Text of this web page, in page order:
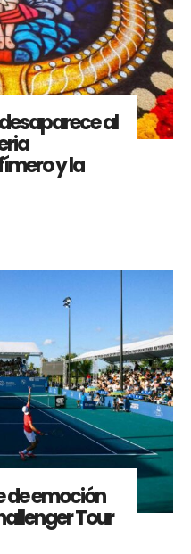
al
y la
de emoción
Tour